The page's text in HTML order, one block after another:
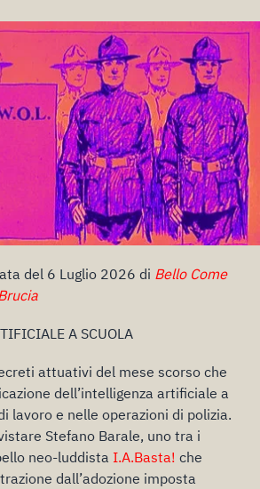
del 6 Luglio 2026 di Bello Come
A SCUOLA
attuativi del mese scorso che
dell’intelligenza artificiale a
lavoro e nelle operazioni di polizia.
Stefano Barale, uno tra i
neo-luddista I.A.Basta! che
dall’adozione imposta